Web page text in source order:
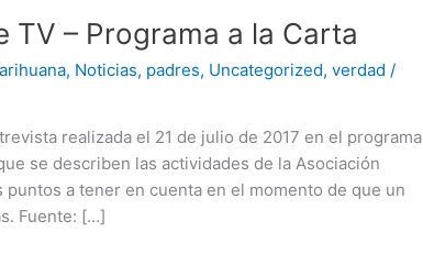
TV – Programa a la Carta
, Noticias, padres, Uncategorized,verdad /
realizada el 21 de julio de 2017 en el programa
se describen las actividades de la Asociación
a tener en cuenta en el momento de que un
Fuente: […]